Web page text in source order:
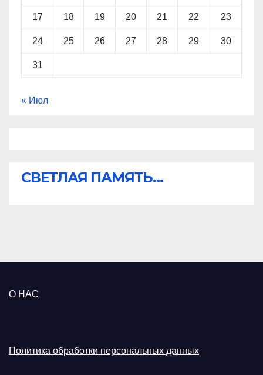
17 18 19 20 21 22 23
24 25 26 27 28 29 30
31
« Июл
СВЕТЛАЯ ПАМЯТЬ...
О НАС
Политика обработки персональных данных